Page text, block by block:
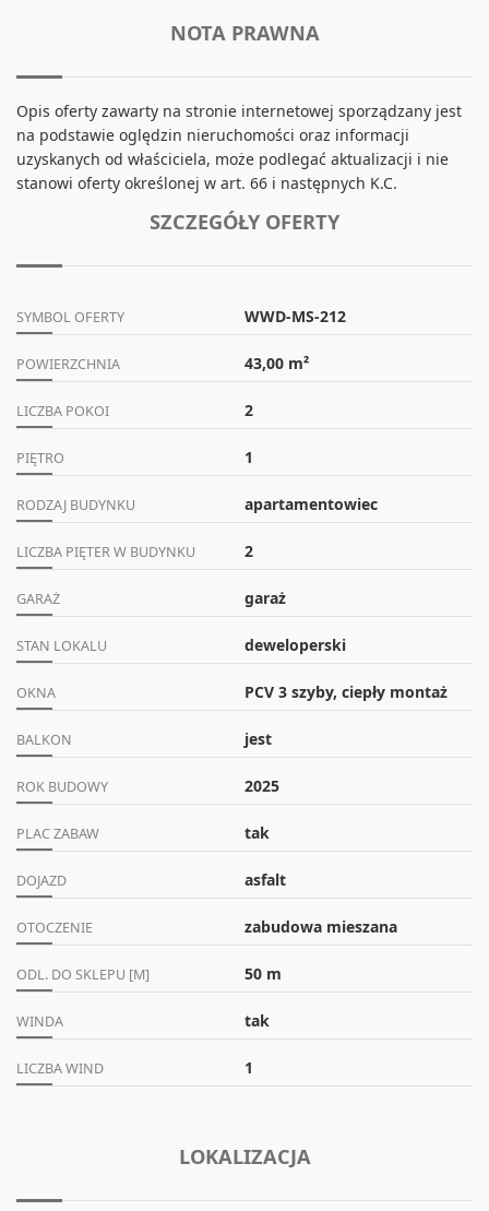
NOTA PRAWNA
Opis oferty zawarty na stronie internetowej sporządzany jest
na podstawie oględzin nieruchomości oraz informacji
uzyskanych od właściciela, może podlegać aktualizacji i nie
stanowi oferty określonej w art. 66 i następnych K.C.
SZCZEGÓŁY OFERTY
SYMBOL OFERTY WWD-MS-212
POWIERZCHNIA 43,00 m²
LICZBA POKOI 2
PIĘTRO 1
RODZAJ BUDYNKU apartamentowiec
LICZBA PIĘTER W BUDYNKU 2
GARAŻ garaż
STAN LOKALU deweloperski
OKNA PCV 3 szyby, ciepły montaż
BALKON jest
ROK BUDOWY 2025
PLAC ZABAW tak
DOJAZD asfalt
OTOCZENIE zabudowa mieszana
ODL. DO SKLEPU [M] 50 m
WINDA tak
LICZBA WIND 1
LOKALIZACJA